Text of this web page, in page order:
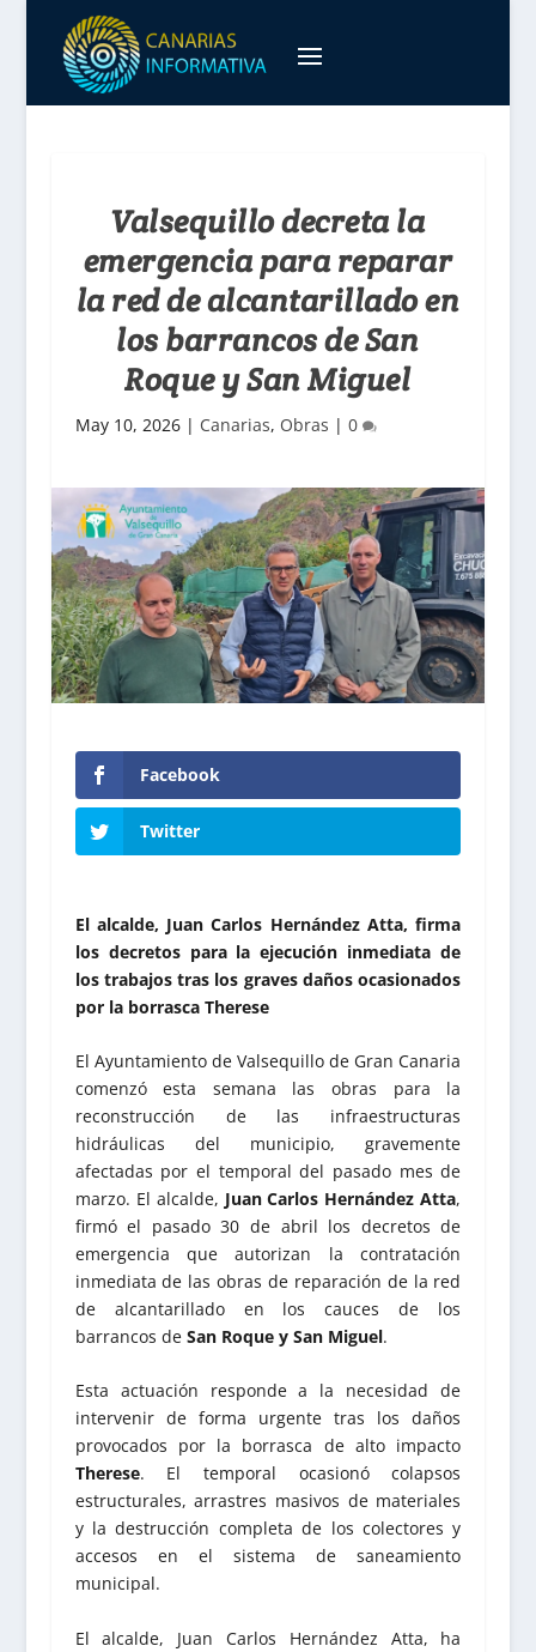
Valsequillo decreta la
emergencia para reparar
la red de alcantarillado en
los barrancos de San
Roque y San Miguel
May 10, 2026| Canarias, Obras | 0
Facebook
Twitter
El alcalde, Juan Carlos Hernández Atta, firma
los decretos para la ejecución inmediata de
los trabajos tras los graves daños ocasionados
por la borrasca Therese
El Ayuntamiento de Valsequillo de Gran Canaria
comenzó esta semana las obras para la
reconstrucción de las infraestructuras
hidráulicas del municipio, gravemente
afectadas por el temporal del pasado mes de
marzo. El alcalde, Juan Carlos Hernández Atta,
firmó el pasado 30 de abril los decretos de
emergencia que autorizan la contratación
inmediata de las obras de reparación de la red
de alcantarillado en los cauces de los
barrancos de San Roque y San Miguel.
Esta actuación responde a la necesidad de
intervenir de forma urgente tras los daños
provocados por la borrasca de alto impacto
Therese. El temporal ocasionó colapsos
estructurales, arrastres masivos de materiales
y la destrucción completa de los colectores y
accesos en el sistema de saneamiento
municipal.
El alcalde, Juan Carlos Hernández Atta, ha